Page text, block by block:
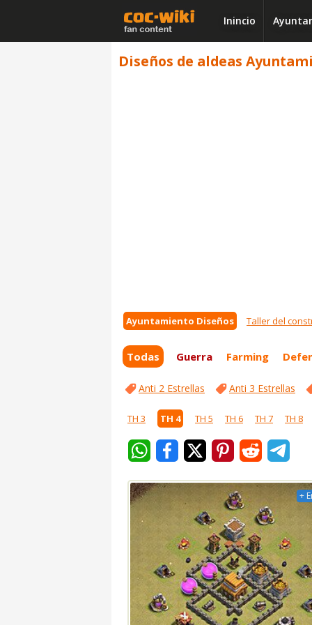
Inincio
Diseños de aldeas
Ayuntamiento Diseños Taller del
Todas Guerra Farming
Anti 2 Estrellas Anti 3 Estrellas
TH 3 TH 4 TH 5 TH 6 TH 7 TH 8
+